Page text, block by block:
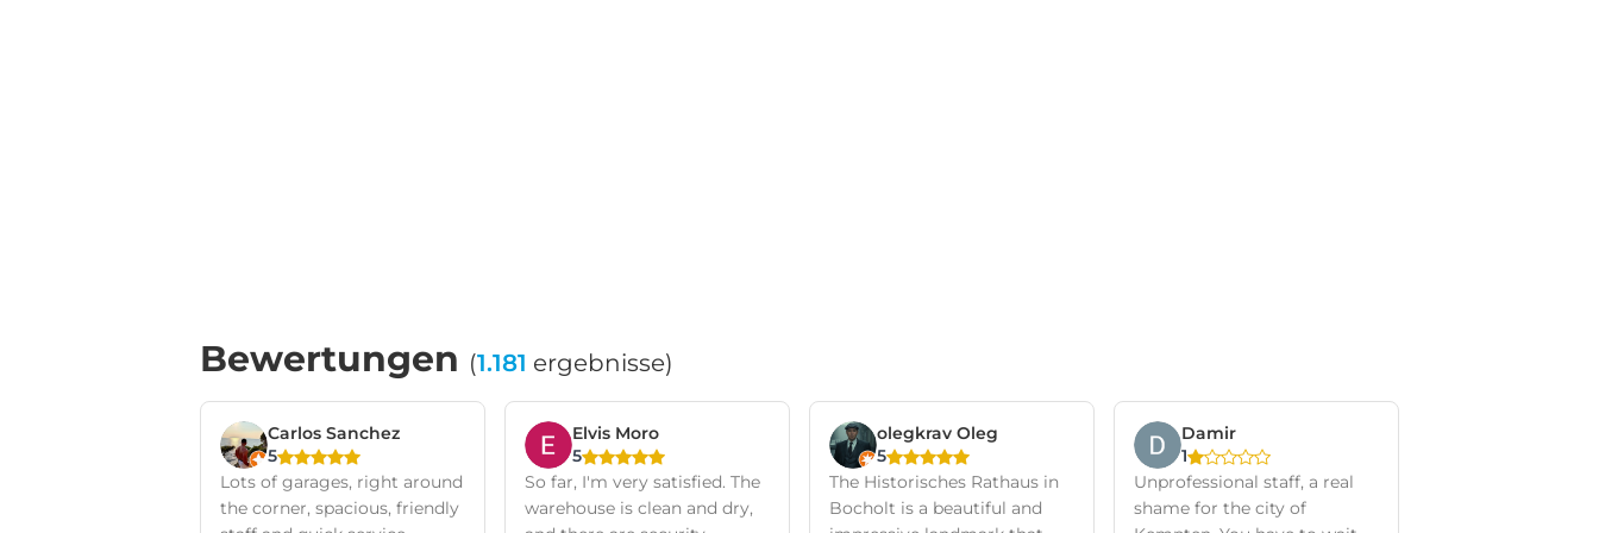
Bewertungen (1.181 ergebnisse)
Carlos Sanchez
5
Lots of garages, right around
the corner, spacious, friendly
Elvis Moro
5
So far, I'm very satisfied. The
warehouse is clean and dry,
olegkrav Oleg
5
The Historisches Rathaus in
Bocholt is a beautiful and
Damir
1
Unprofessional staff, a real
shame for the city of